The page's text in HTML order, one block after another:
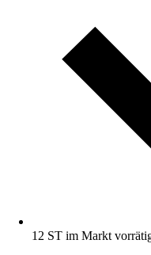
12 ST im Markt